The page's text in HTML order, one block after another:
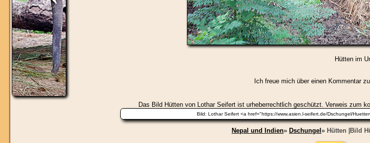
Hütten im
Ich freue mich über einen Kommentar
Das Bild Hütten von Lothar Seifert ist urheberrechtlich geschützt. Verweis zum
Nepal und Indien» Dschungel» Hütten |Bild